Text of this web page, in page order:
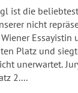
ist die
nicht
Platz und
Jury-Neuling Arno Dusini
2....